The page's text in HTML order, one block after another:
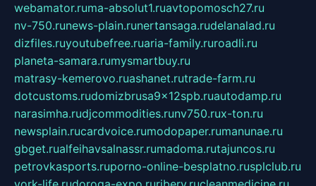
webamator.ruma-absolut1.ruavtopomosch27.ru
nv-750.runews-plain.runertansaga.rudelanalad.ru
dizfiles.ruyoutubefree.ruaria-family.ruroadli.ru
planeta-samara.rumysmartbuy.ru
matrasy-kemerovo.ruashanet.rutrade-farm.ru
dotcustoms.rudomizbrusa9x12spb.ruautodamp.ru
narasimha.rudjcommodities.runv750.rux-ton.ru
newsplain.rucardvoice.rumodopaper.rumanunae.ru
gbget.rualfeihavsalnassr.rumadoma.rutajuncos.ru
petrovkasports.ruporno-online-besplatno.rusplclub.ru